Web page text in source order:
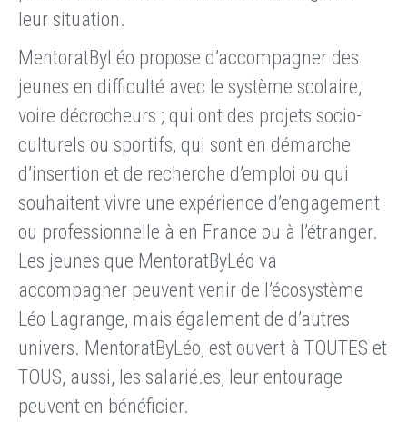
leur situation.
MentoratByLéo propose d’accompagner des
jeunes en difficulté avec le système scolaire,
voire décrocheurs ; qui ont des projets socio-
culturels ou sportifs, qui sont en démarche
d’insertion et de recherche d’emploi ou qui
souhaitent vivre une expérience d’engagement
ou professionnelle à en France ou à l’étranger.
Les jeunes que MentoratByLéo va
accompagner peuvent venir de l’écosystème
Léo Lagrange, mais également de d’autres
univers. MentoratByLéo, est ouvert à TOUTES et
TOUS, aussi, les salarié.es, leur entourage
peuvent en bénéficier.